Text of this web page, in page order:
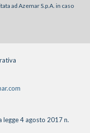
ad Azemar S.p.A. in caso
legge 4 agosto 2017 n.